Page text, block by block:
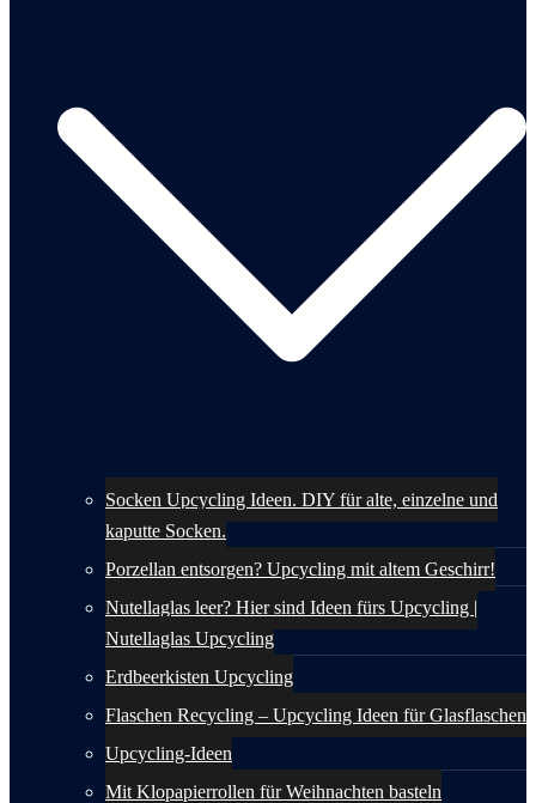
Socken Upcycling Ideen. DIY für alte, einzelne und
kaputte Socken.
Porzellan entsorgen? Upcycling mit altem Geschirr!
Nutellaglas leer? Hier sind Ideen fürs Upcycling |
Nutellaglas Upcycling
Erdbeerkisten Upcycling
Flaschen Recycling – Upcycling Ideen für Glasflaschen
Upcycling-Ideen
Mit Klopapierrollen für Weihnachten basteln